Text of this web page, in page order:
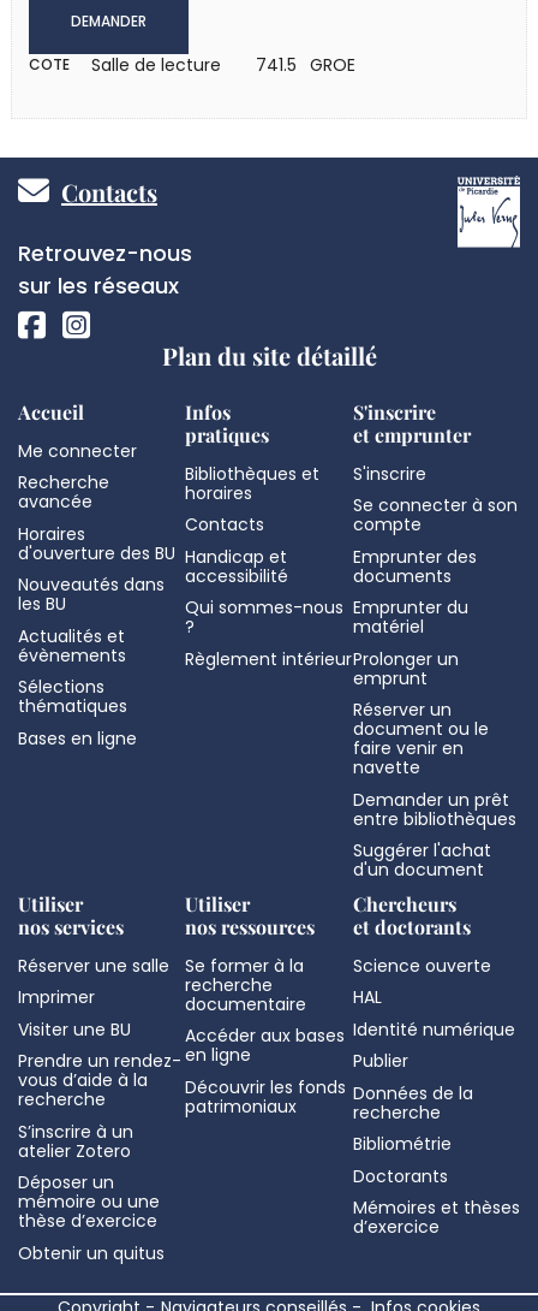
DEMANDER
COTE Salle de lecture 741.5 GROE
Pied
de
page
Contacts
Réseaux
sociaux
Retrouvez-nous
sur les réseaux
Plan du site détaillé
Accueil
Me connecter
Recherche
avancée
Horaires
d'ouverture des BU
Nouveautés dans
les BU
Actualités et
évènements
Sélections
thématiques
Bases en ligne
Infos
pratiques
Bibliothèques et
horaires
Contacts
Handicap et
accessibilité
Qui sommes-nous
?
Règlement intérieur
S'inscrire
et emprunter
S'inscrire
Se connecter à son
compte
Emprunter des
documents
Emprunter du
matériel
Prolonger un
emprunt
Réserver un
document ou le
faire venir en
navette
Demander un prêt
entre bibliothèques
Suggérer l'achat
d'un document
Utiliser
nos services
Réserver une salle
Imprimer
Visiter une BU
Prendre un rendez-
vous d’aide à la
recherche
S’inscrire à un
atelier Zotero
Déposer un
mémoire ou une
thèse d’exercice
Obtenir un quitus
Utiliser
nos ressources
Se former à la
recherche
documentaire
Accéder aux bases
en ligne
Découvrir les fonds
patrimoniaux
Chercheurs
et doctorants
Science ouverte
HAL
Identité numérique
Publier
Données de la
recherche
Bibliométrie
Doctorants
Mémoires et thèses
d’exercice